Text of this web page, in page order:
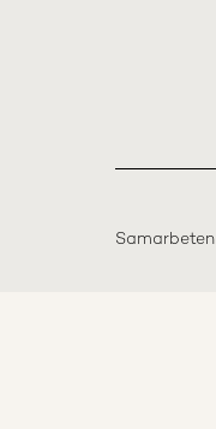
Samarbeten